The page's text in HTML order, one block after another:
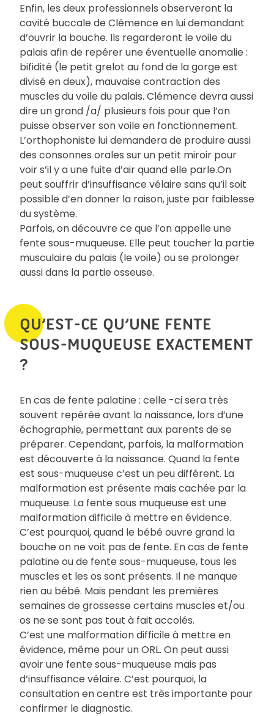
Enfin, les deux professionnels observeront la
cavité buccale de Clémence en lui demandant
d’ouvrir la bouche. Ils regarderont le voile du
palais afin de repérer une éventuelle anomalie :
bifidité (le petit grelot au fond de la gorge est
divisé en deux), mauvaise contraction des
muscles du voile du palais. Clémence devra aussi
dire un grand /a/ plusieurs fois pour que l’on
puisse observer son voile en fonctionnement.
L’orthophoniste lui demandera de produire aussi
des consonnes orales sur un petit miroir pour
voir s’il y a une fuite d’air quand elle parle.On
peut souffrir d’insuffisance vélaire sans qu’il soit
possible d’en donner la raison, juste par faiblesse
du système.
Parfois, on découvre ce que l’on appelle une
fente sous-muqueuse. Elle peut toucher la partie
musculaire du palais (le voile) ou se prolonger
aussi dans la partie osseuse.
QU’EST-CE QU’UNE FENTE
SOUS-MUQUEUSE EXACTEMENT
?
En cas de fente palatine : celle -ci sera très
souvent repérée avant la naissance, lors d’une
échographie, permettant aux parents de se
préparer. Cependant, parfois, la malformation
est découverte à la naissance. Quand la fente
est sous-muqueuse c’est un peu différent. La
malformation est présente mais cachée par la
muqueuse. La fente sous muqueuse est une
malformation difficile à mettre en évidence.
C’est pourquoi, quand le bébé ouvre grand la
bouche on ne voit pas de fente. En cas de fente
palatine ou de fente sous-muqueuse, tous les
muscles et les os sont présents. Il ne manque
rien au bébé. Mais pendant les premières
semaines de grossesse certains muscles et/ou
os ne se sont pas tout à fait accolés.
C’est une malformation difficile à mettre en
évidence, même pour un ORL. On peut aussi
avoir une fente sous-muqueuse mais pas
d’insuffisance vélaire. C’est pourquoi, la
consultation en centre est très importante pour
confirmer le diagnostic.